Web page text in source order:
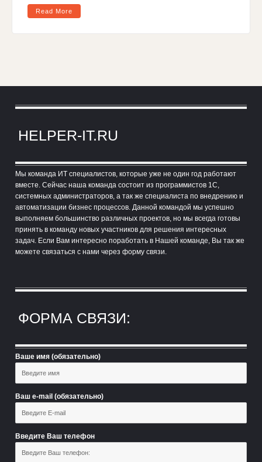
Read More
HELPER-IT.RU
Мы команда ИТ специалистов, которые уже не один год работают
вместе. Сейчас наша команда состоит из программистов 1С,
системных администраторов, а так же специалиста по внедрению и
автоматизации бизнес процессов. Данной командой мы успешно
выполняем большинство различных проектов, но мы всегда готовы
принять в команду новых участников для решения интересных
задач. Если Вам интересно поработать в Нашей команде, Вы так же
можете связаться с нами через форму связи.
ФОРМА СВЯЗИ:
Ваше имя (обязательно)
Ваш e-mail (обязательно)
Введите Ваш телефон